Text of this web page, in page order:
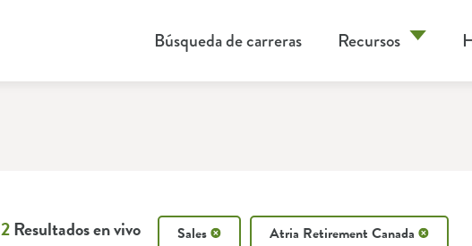
Búsqueda de carreras Recursos
2Resultados en vivo Sales Atria Retirement Canada